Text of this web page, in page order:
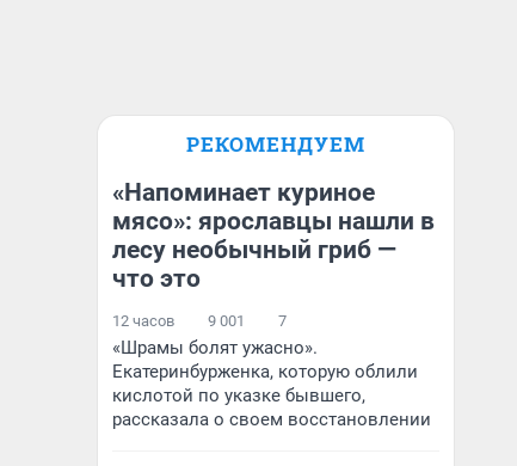
РЕКОМЕНДУЕМ
«Напоминает куриное
мясо»: ярославцы нашли в
лесу необычный гриб —
что это
12 часов 9 001 7
«Шрамы болят ужасно».
Екатеринбурженка, которую облили
кислотой по указке бывшего,
рассказала о своем восстановлении